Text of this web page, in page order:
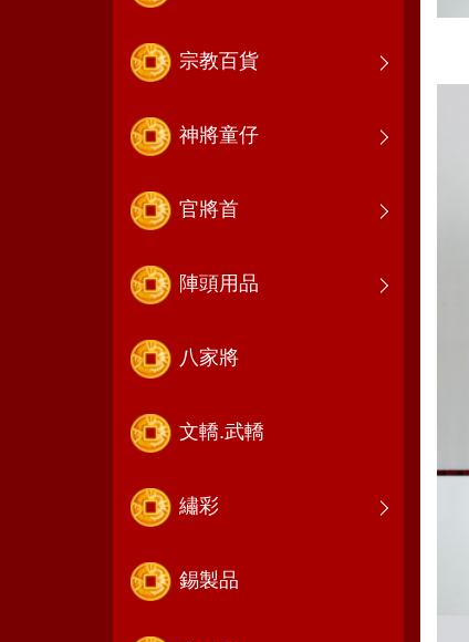
宗教百貨
神將童仔
官將首
陣頭用品
八家將
文轎.武轎
繡彩
錫製品